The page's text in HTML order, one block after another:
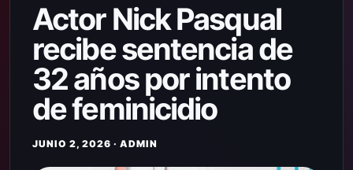
Actor Nick Pasqual
recibe sentencia de
32 años por intento
de feminicidio
JUNIO 2, 2026 · ADMIN